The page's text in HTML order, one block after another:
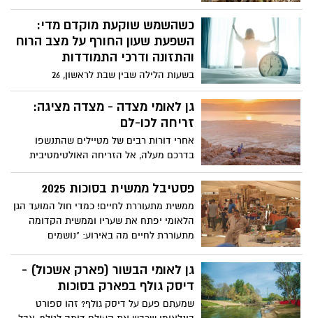
והכניסה - חופשית! פרסום וקישור לדף רישום
באתר קק"ל.
החלמוניות.עם בואו של סוף הסתיו, כשמרבית
הצמחים כבר משילים את עליהם ומתכוננים
לחורף נשלפות מהאדמה שלוש יפיפיות
זהובות שמוסיפות צבע וניחוח של קסם לנוף
הישראלי. הכירו את החלמוניות – גיאופיטים
ממשפחת הנרקיסיים, שפורחים דווקא
כשהכול מסביב נרגע.
כשהשמש שוקעת מוקדם מדי:
השפעת שעון החורף על מצב הרוח
והתזונה ודרכי התמודדות
בשעות הלילה שבין שבת לראשון, 26
באוקטובר 2025, השעון בישראל יזוז שעה
אחת אחורה ויעבור לשעון חורף. אבל מה
המשמעות של הזזה קטנה זו עבור הגוף,
גן לאומי מצדה - מצדה מציגה:
זריחה לכו-לם
אחרי דורות רבים של מטיילים שהתנשפו
בדרכם מעלה, אל הזריחה האולטימטיבית
בפסגת המצדה השקת "רכבל לזריחה" /
"זריחה לכולם"! מוזמנים ומוזמנות לעלות על
יהודה: זריחת השמש.
פסטיבל ממשית בסוכות 2025
ממשית מתעוררת לחיים! כמדי חול המועד הגן
הלאומי יפתח את שעריו וממשית הקדומה
מתעוררת לחיים מה באירוע: "נושמים
בשיתוף מפעל הפיס / פעילות בשיתוף "קסם
המדבר" - התיירות הבדואית בנגב: מפגש
והיכרות עם התרבות והמנהגים: מלאכות
קדומות, אוהל בדואי, מספר סיפורים, תיפוף
גן לאומי הבשור (פארק אשכול) -
דיסק גולף בפארק בסוכות
שמעתם פעם על דיסק גולף? זהו ספורט